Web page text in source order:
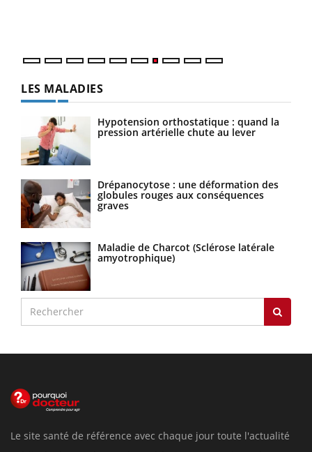
LES MALADIES
Hypotension orthostatique : quand la
pression artérielle chute au lever
Drépanocytose : une déformation des
globules rouges aux conséquences
graves
Maladie de Charcot (Sclérose latérale
amyotrophique)
Le site santé de référence avec chaque jour toute l'actualité